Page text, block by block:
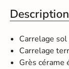
Description
Carrelage
Carrelage
Grès cérame